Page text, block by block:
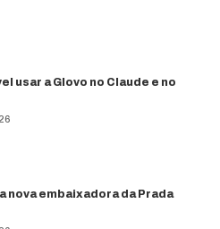
usar a Glovo no Claude e no
nova embaixadora da Prada